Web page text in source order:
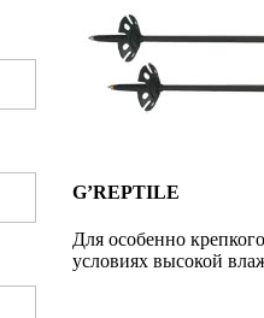
G’REPTILE
Для особенно
условиях высокой